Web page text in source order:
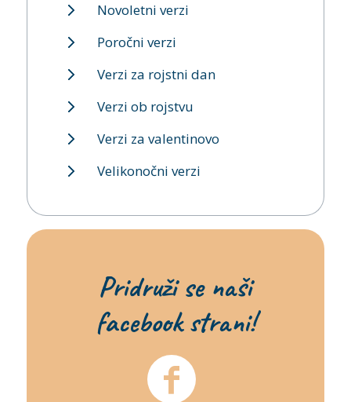
Novoletni verzi
Poročni verzi
Verzi za rojstni dan
Verzi ob rojstvu
Verzi za valentinovo
Velikonočni verzi
Pridruži se naši
facebook strani!